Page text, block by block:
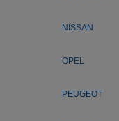
NISSAN
OPEL
PEUGEOT